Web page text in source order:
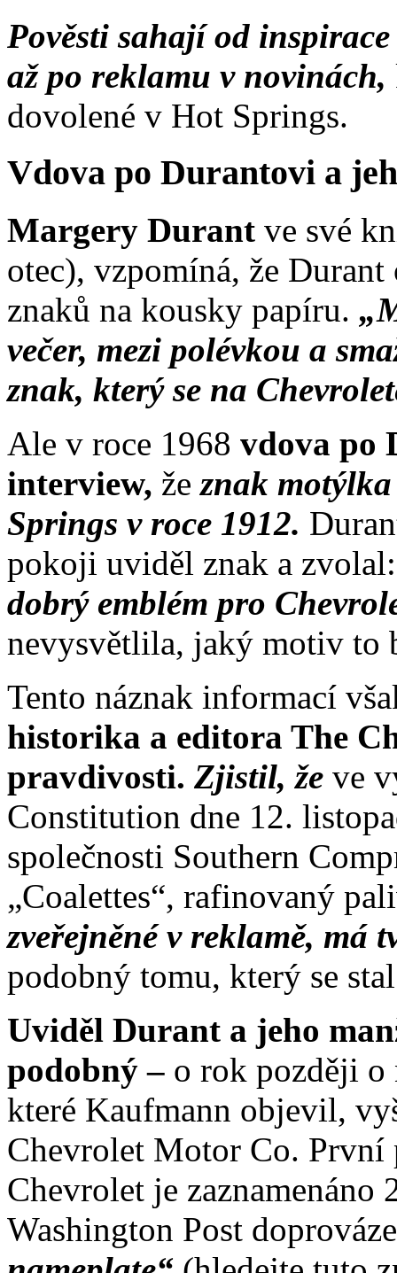
Pověsti sahají od
až po reklamu v novinách,
dovolené v Hot Springs.
Vdova po Durantovi a
Margery Durant ve své
otec), vzpomíná, že
znaků na kousky papíru.
večer, mezi polévkou a
znak, který se na
Ale v roce 1968 vdova po
interview, žeznak
Springs v roce 1912.
pokoji uviděl znak a
dobrý emblém pro
nevysvětlila, jaký motiv to
Tento náznak informací
historika a editora The
pravdivosti. Zjistil, že ve
Constitution dne 12.
společnosti Southern
„Coalettes“, rafinovaný
zveřejněné v reklamě, má
podobný tomu, který se
Uviděl Durant a jeho
podobný – o rok později o
které Kaufmann objevil,
Chevrolet Motor Co.
Chevrolet je
Washington Post